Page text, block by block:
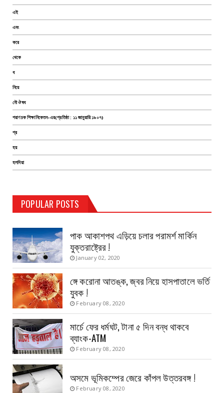
এই
এবং
করে
থেকে
ধ
নিয়ে
নৌ ঔষধ
পরাণচক শিক্ষানিকেতন-এর(প্রতিষ্ঠা : ১১ জানুয়ারি ১৯০৭)
প্র
হয়
হলদিয়া
POPULAR POSTS
TEST PAGE
August 14, 2019
পাক আকাশপথ এড়িয়ে চলার পরামর্শ মার্কিন
যুক্তরাষ্ট্রের !
January 02, 2020
ঙ্গে করোনা আতঙ্ক, জ্বর নিয়ে হাসপাতালে ভর্তি
যুবক !
February 08, 2020
মার্চে ফের ধর্মঘট, টানা ৫ দিন বন্ধ থাকবে
ব্যাংক-ATM
February 08, 2020
অসমে ভূমিকম্পের জেরে কাঁপল উত্তরবঙ্গ !
February 08, 2020